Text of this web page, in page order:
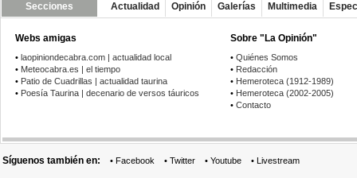
Secciones Actualidad Opinión Galerías Multimedia
Webs amigas
• laopiniondecabra.com | actualidad local
• Meteocabra.es | el tiempo
• Patio de Cuadrillas | actualidad taurina
• Poesía Taurina | decenario de versos táuricos
Sobre "La Opinión"
• Quiénes Somos
• Redacción
• Hemeroteca (1912-1989)
• Hemeroteca (2002-2005)
• Contacto
Síguenos también en: • Facebook • Twitter • Youtube • Livestream